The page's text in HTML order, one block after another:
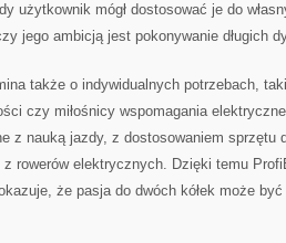
użytkownik mógł dostosować je do
jego ambicją jest pokonywanie długich
także o indywidualnych potrzebach,
czy miłośnicy wspomagania
z nauką jazdy, z dostosowaniem
rowerów elektrycznych. Dzięki temu
że pasja do dwóch kółek może